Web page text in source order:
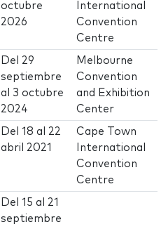
octubre
2026
International
Convention
Centre
Del 29
septiembre
al 3 octubre
2024
Melbourne
Convention
and Exhibition
Center
Del18 al 22
abril 2021
Cape Town
International
Convention
Centre
Del15 al 21
septiembre